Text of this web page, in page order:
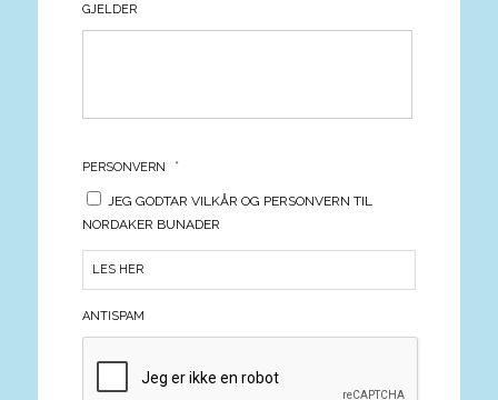
GJELDER
PERSONVERN *
JEG GODTAR VILKÅR OG PERSONVERN TIL
NORDAKER BUNADER
LES HER
ANTISPAM